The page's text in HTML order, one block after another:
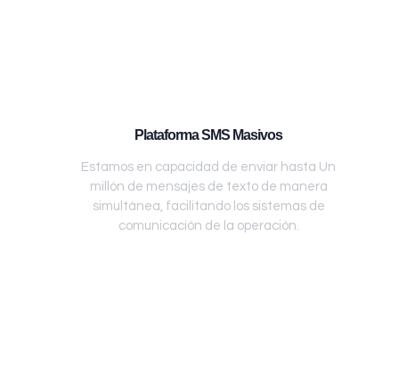
Plataforma SMS Masivos
Estamos en capacidad de enviar hasta Un
millón de mensajes de texto de manera
simultánea, facilitando los sistemas de
comunicación de la operación.